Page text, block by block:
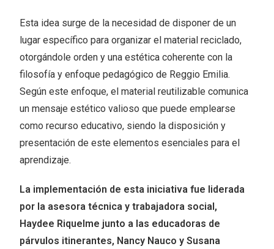
Esta idea surge de la necesidad de disponer de un
lugar específico para organizar el material reciclado,
otorgándole orden y una estética coherente con la
filosofía y enfoque pedagógico de Reggio Emilia.
Según este enfoque, el material reutilizable comunica
un mensaje estético valioso que puede emplearse
como recurso educativo, siendo la disposición y
presentación de este elementos esenciales para el
aprendizaje.
La implementación de esta iniciativa fue liderada
por la asesora técnica y trabajadora social,
Haydee Riquelme junto a las educadoras de
párvulos itinerantes, Nancy Nauco y Susana